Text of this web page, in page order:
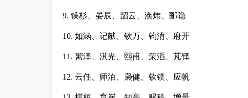
9. 镁杉、晏辰、韶云、涣炜、郦隐
10. 如涵、记献、钦万、钧淯、府开
11. 絮泽、淇光、熙甫、荣滔、芃铎
12. 云任、师泊、枭健、钦镁、应帆